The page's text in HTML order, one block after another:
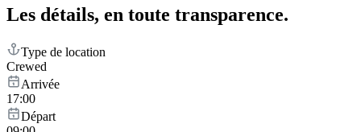
Les détails, en toute transparence.
Type de location
Crewed
Arrivée
17:00
Départ